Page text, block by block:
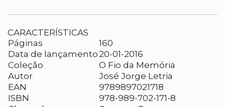
CARACTERÍSTICAS
Páginas
160
Data de lançamento 20-01-2016
Coleção
O Fio da Memória
Autor
José Jorge Letria
EAN
9789897021718
ISBN
978-989-702-171-8